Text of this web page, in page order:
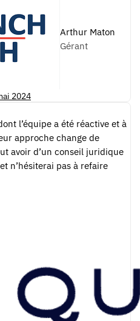
Arthur Maton
Gérant
2024
l’équipe a été réactive et à
approche change de
avoir d’un conseil juridique
n’hésiterai pas à refaire